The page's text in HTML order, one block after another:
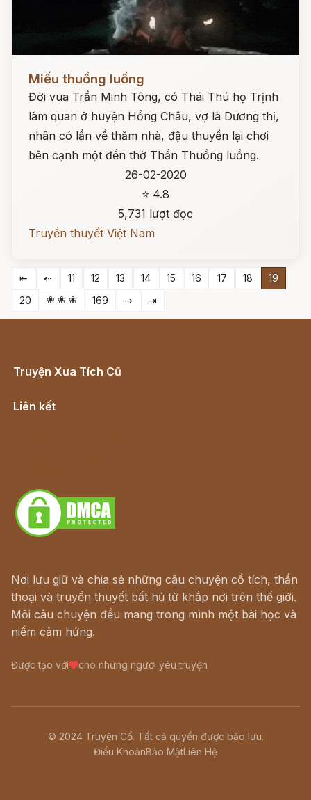
Đọc ngay
Miếu thuồng luồng
Đời vua Trần Minh Tông, có Thái Thú họ Trịnh
làm quan ở huyện Hồng Châu, vợ là Dương thị,
nhân có lần về thăm nhà, đậu thuyền lại chơi
bên cạnh một đền thờ Thần Thuồng luồng.
26-02-2020
⭐ 4.8
5,731 lượt đọc
Truyền thuyết Việt Nam
⇤ ⇠ 11 12 13 14 15 16 17 18
19
20
❀ ❀ ❀ 169 ⇢ ⇥
Truyện Xưa Tích Cũ
Liên kết
Nơi lưu giữ và chia sẻ những câu chuyện cổ tích, thần
thoại và truyền thuyết bất hủ từ khắp nơi trên thế giới.
Mỗi câu chuyện đều mang trong mình một bài học và
niềm cảm hứng.
Được tạo với cho những người yêu truyện
© 2024 Truyện Cổ. Tất cả quyền được bảo lưu.
Điều KhoảnBảo MậtLiên Hệ